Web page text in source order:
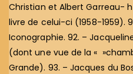
Christian et Albert Garreau-
livre de celui-ci (1958-1959).
Iconographie. 92. –
(dont une vue de la «
Grande). 93. – Jacques du